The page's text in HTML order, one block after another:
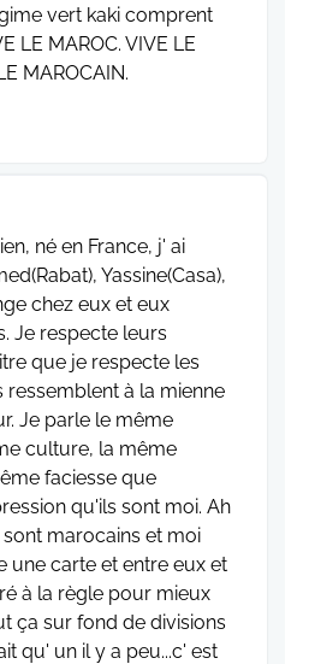
vert kaki comprent
LE MAROC. VIVE LE
MAROCAIN.
né en France, j' ai
Yassine(Casa),
chez eux et eux
Je respecte leurs
que je respecte les
ressemblent à la mienne
Je parle le même
culture, la même
faciesse que
qu'ils sont moi. Ah
marocains et moi
une carte et entre eux et
à la règle pour mieux
ça sur fond de divisions
qu' un il y a peu...c' est